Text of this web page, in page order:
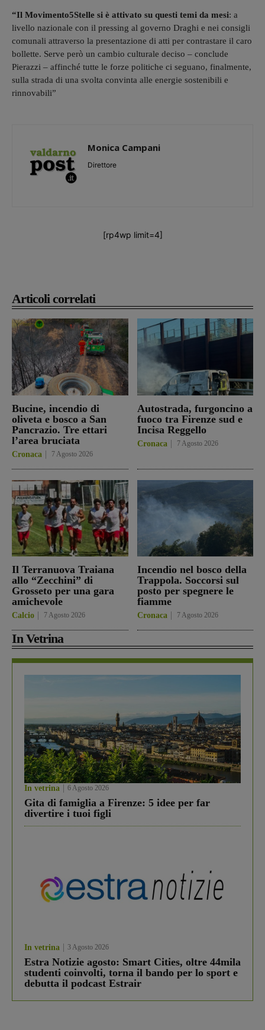
Articoli correlati
Bucine, incendio di
oliveta e bosco a San
Pancrazio. Tre ettari
l’area bruciata
Cronaca 7 Agosto 2026
Autostrada, furgoncino a
fuoco tra Firenze sud e
Incisa Reggello
Cronaca 7 Agosto 2026
Il Terranuova Traiana
allo “Zecchini” di
Grosseto per una gara
amichevole
Calcio 7 Agosto 2026
Incendio nel bosco della
Trappola. Soccorsi sul
posto per spegnere le
fiamme
Cronaca 7 Agosto 2026
In Vetrina
In vetrina 6 Agosto 2026
Gita di famiglia a Firenze: 5 idee per far
divertire i tuoi figli
In vetrina 3 Agosto 2026
Estra Notizie agosto: Smart Cities, oltre 44mila
studenti coinvolti, torna il bando per lo sport e
debutta il podcast Estrair
“Il Movimento5Stelle si è attivato su questi temi da mesi: a
livello nazionale con il pressing al governo Draghi e nei consigli
comunali attraverso la presentazione di atti per contrastare il caro
bollette. Serve però un cambio culturale deciso – conclude
Pierazzi – affinché tutte le forze politiche ci seguano, finalmente,
sulla strada di una svolta convinta alle energie sostenibili e
rinnovabili”
Monica Campani
Direttore
[rp4wp limit=4]